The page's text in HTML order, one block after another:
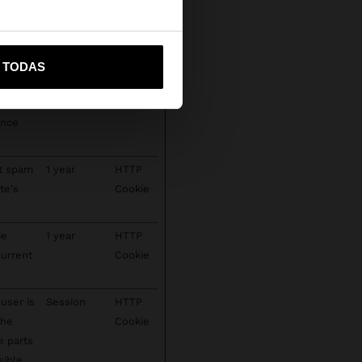
TODAS
a United States
1 year
HTTP
Cookie
1 year
HTTP
Cookie
is
parts
Session
HTTP
Cookie